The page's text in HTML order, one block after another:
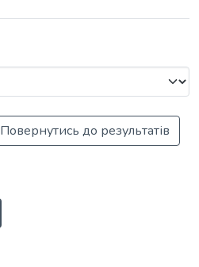
Повернутись до результатів